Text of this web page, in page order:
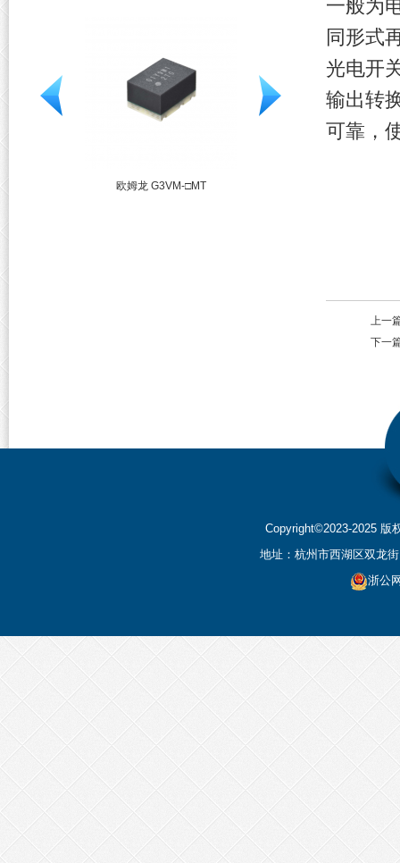
欧姆龙 G3VM-□MT
一般为
同形式
光电开
输出转
可靠，
上一
下一
Copyright©2023-2025 版
地址：杭州市西湖区双龙
浙公